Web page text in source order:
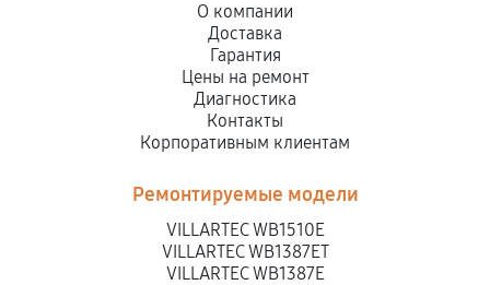
О компании
Доставка
Гарантия
Цены на ремонт
Диагностика
Контакты
Корпоративным клиентам
Ремонтируемые модели
VILLARTEC WB1510E
VILLARTEC WB1387ET
VILLARTEC WB1387E